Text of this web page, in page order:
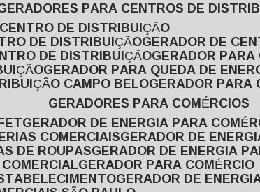
GERADORES PARA CENTROS DE
DE DISTRIBUIÇÃO
DE DISTRIBUIÇÃO GERADOR DE
DE DISTRIBUIÇÃO GERADOR
GERADOR PARA QUEDA DE
CAMPO BELO GERADOR
GERADORES PARA COMÉRCIOS
GERADOR DE ENERGIA PARA
COMERCIAIS GERADOR DE
DE ROUPAS GERADOR DE ENERGIA
GERADOR PARA COMÉRCIO
GERADOR DE